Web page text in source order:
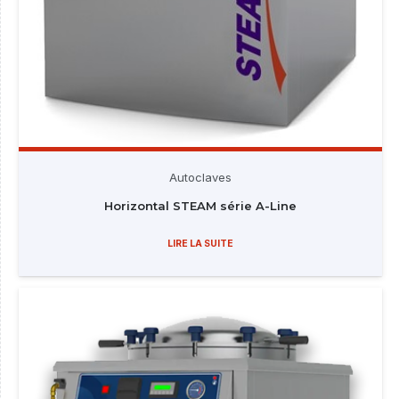
Autoclaves
Horizontal STEAM série A-Line
LIRE LA SUITE